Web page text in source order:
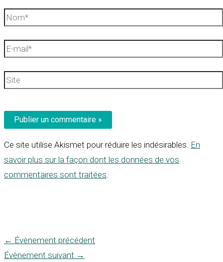
Nom*
E-
Site
Ce site utilise Akismet pour réduire les indésirables. En
savoir plus sur la façon dont les données de vos
commentaires sont traitées
← Évènement précédent
Évènement suivant →